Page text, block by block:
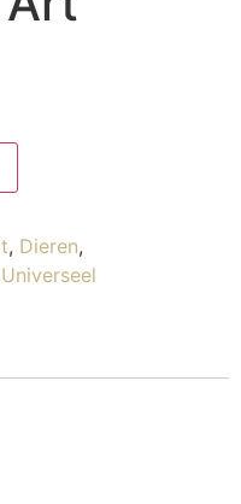
, Dieren,
Universeel